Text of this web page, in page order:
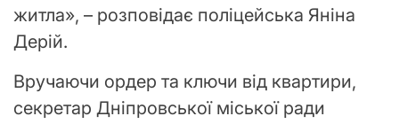
житла», – розповідає поліцейська Яніна
Дерій.
Вручаючи ордер та ключи від квартири,
секретар Дніпровської міської ради